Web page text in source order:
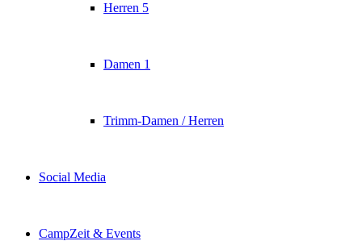
Herren 5
Damen 1
Trimm-Damen / Herren
Social Media
CampZeit & Events